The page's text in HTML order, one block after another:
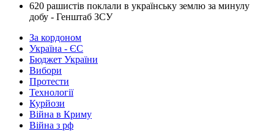
​620 рашистів поклали в українську землю за минулу
добу - Генштаб ЗСУ
За кордоном
Україна - ЄС
Бюджет України
Вибори
Протести
Технології
Курйози
Війна в Криму
Війна з рф